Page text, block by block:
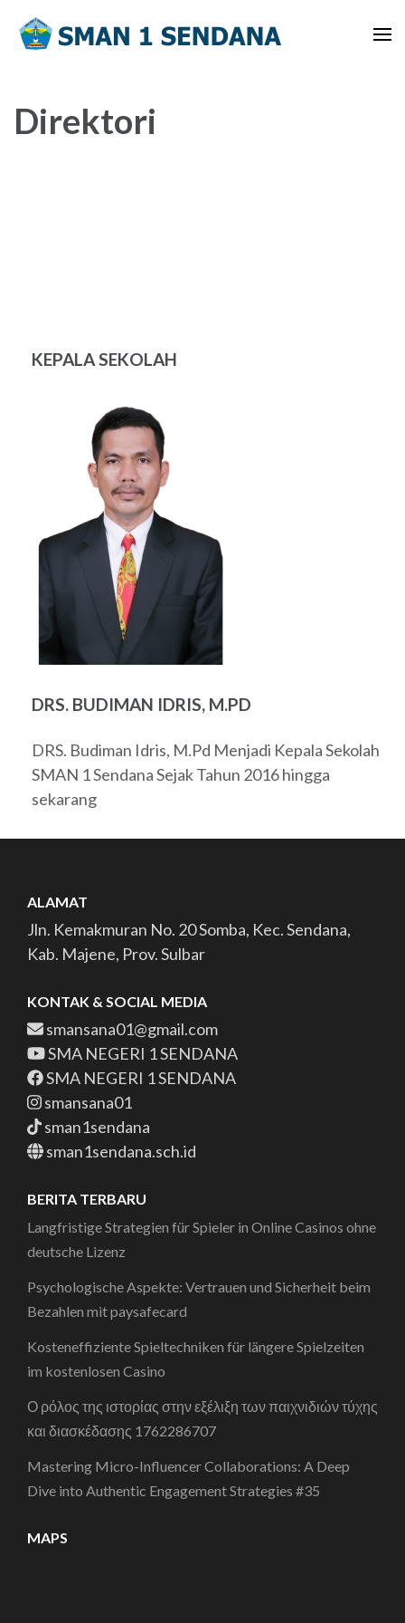
Enter)
Direktori
KEPALA SEKOLAH
DRS. BUDIMAN IDRIS, M.PD
DRS. Budiman Idris, M.Pd Menjadi Kepala Sekolah
SMAN 1 Sendana Sejak Tahun 2016 hingga
sekarang
ALAMAT
Jln. Kemakmuran No. 20 Somba, Kec. Sendana,
Kab. Majene, Prov. Sulbar
KONTAK & SOCIAL MEDIA
smansana01@gmail.com
SMA NEGERI 1 SENDANA
SMA NEGERI 1 SENDANA
smansana01
sman1sendana
sman1sendana.sch.id
BERITA TERBARU
Langfristige Strategien für Spieler in Online Casinos ohne
deutsche Lizenz
Psychologische Aspekte: Vertrauen und Sicherheit beim
Bezahlen mit paysafecard
Kosteneffiziente Spieltechniken für längere Spielzeiten
im kostenlosen Casino
Ο ρόλος της ιστορίας στην εξέλιξη των παιχνιδιών τύχης
και διασκέδασης 1762286707
Mastering Micro-Influencer Collaborations: A Deep
Dive into Authentic Engagement Strategies #35
MAPS